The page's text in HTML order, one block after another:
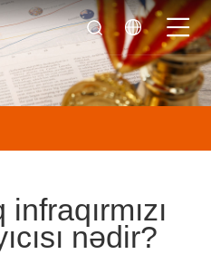
nədir?